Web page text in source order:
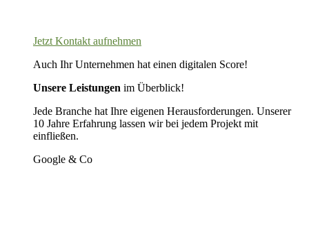
Jetzt Kontakt aufnehmen
Auch Ihr Unternehmen hat einen digitalen Score!
Unsere Leistungen im Überblick!
Jede Branche hat Ihre eigenen Herausforderungen. Unserer
10 Jahre Erfahrung lassen wir bei jedem Projekt mit
einfließen.
Google & Co